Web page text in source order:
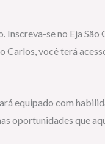
se no Eja
você terá
equipado com
oportunidades que